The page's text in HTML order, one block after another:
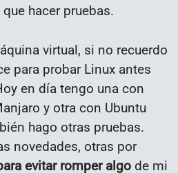
hacer pruebas.
virtual, si no recuerdo
para probar Linux antes
en día tengo una con
y otra con Ubuntu
hago otras pruebas.
novedades, otras por
evitar romper algo de mi